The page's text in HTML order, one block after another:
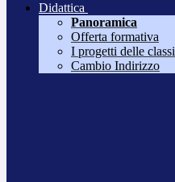
Didattica
Panoramica
Offerta formativa
I progetti delle classi
Cambio Indirizzo